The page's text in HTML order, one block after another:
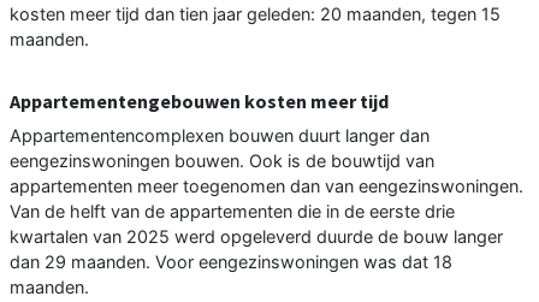
kosten meer tijd dan tien jaar geleden: 20 maanden, tegen 15
maanden.
Appartementengebouwen kosten meer tijd
Appartementencomplexen bouwen duurt langer dan
eengezinswoningen bouwen. Ook is de bouwtijd van
appartementen meer toegenomen dan van eengezinswoningen.
Van de helft van de appartementen die in de eerste drie
kwartalen van 2025 werd opgeleverd duurde de bouw langer
dan 29 maanden. Voor eengezinswoningen was dat 18
maanden.